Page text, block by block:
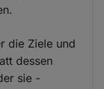
die Ziele und
dessen
sie -